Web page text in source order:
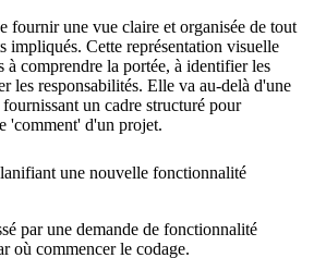
fournir une vue claire et organisée de tout
impliqués. Cette représentation visuelle
à comprendre la portée, à identifier les
les responsabilités. Elle va au-delà d'une
un cadre structuré pour
'comment' d'un projet.
une nouvelle fonctionnalité
par une demande de fonctionnalité
où commencer le codage.